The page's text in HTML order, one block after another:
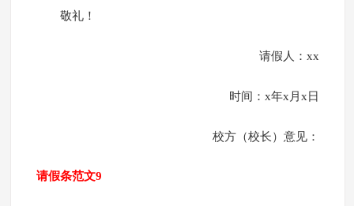
敬礼！
请假人：xx
时间：x年x月x日
校方（校长）意见：
请假条范文9